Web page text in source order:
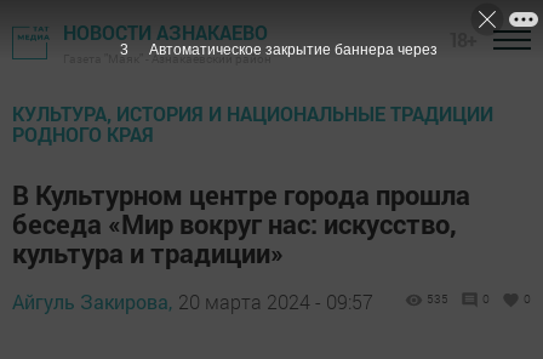
НОВОСТИ АЗНАКАЕВО
Газета "Маяк" - Азнакаевский район
КУЛЬТУРА, ИСТОРИЯ И НАЦИОНАЛЬНЫЕ ТРАДИЦИИ
РОДНОГО КРАЯ
В Культурном центре города прошла
беседа «Мир вокруг нас: искусство,
культура и традиции»
Айгуль Закирова, 20 марта 2024 - 09:57 535 0 0
1 Автоматическое закрытие баннера через